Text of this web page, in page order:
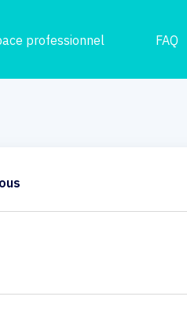
professionnel FAQ